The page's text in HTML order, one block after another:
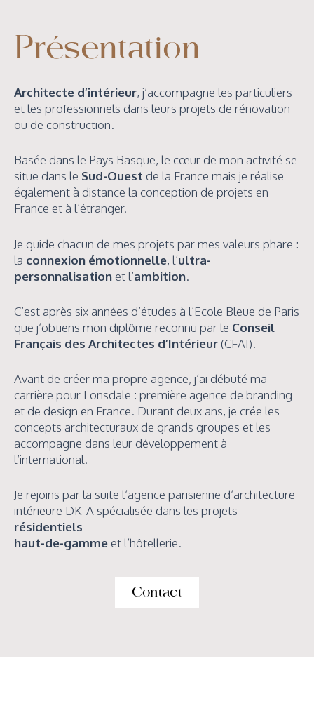
Présentation
Architecte d’intérieur, j’accompagne les particuliers
et les professionnels dans leurs projets de rénovation
ou de construction.
Basée dans le Pays Basque, le cœur de mon activité se
situe dans le Sud-Ouest de la France mais je réalise
également à distance la conception de projets en
France et à l’étranger.
Je guide chacun de mes projets par mes valeurs phare :
la connexion émotionnelle, l’ultra-
personnalisationet l’ambition.
C’est après six années d’études à l’Ecole Bleue de Paris
que j’obtiens mon diplôme reconnu par le Conseil
Français des Architectes d’Intérieur (CFAI).
Avant de créer ma propre agence, j’ai débuté ma
carrière pour Lonsdale : première agence de branding
et de design en France. Durant deux ans, je crée les
concepts architecturaux de grands groupes et les
accompagne dans leur développement à
l’international.
Je rejoins par la suite l’agence parisienne d’architecture
intérieure DK-A spécialisée dans les projets
résidentiels
haut-de-gammeet l’hôtellerie.
Contact